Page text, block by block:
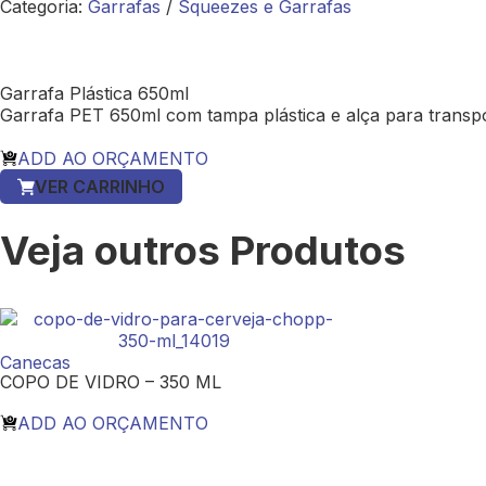
Categoria: Garrafas / Squeezes e Garrafas
Garrafa Plástica 650ml
Garrafa PET 650ml com tampa plástica e alça para
ADD AO ORÇAMENTO
VER CARRINHO
Veja outros Produtos
Canecas
COPO DE VIDRO – 350 ML
ADD AO ORÇAMENTO